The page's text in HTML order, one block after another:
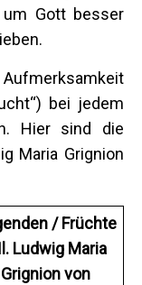
Gott besser
bei jedem
Hier sind die
Maria Grignion
/ Früchte
Ludwig Maria
Grignion von